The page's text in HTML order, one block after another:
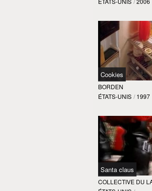
Cookies
BORDEN
ÉTATS-UNIS / 1997
Santa claus
COLLECTIVE DU